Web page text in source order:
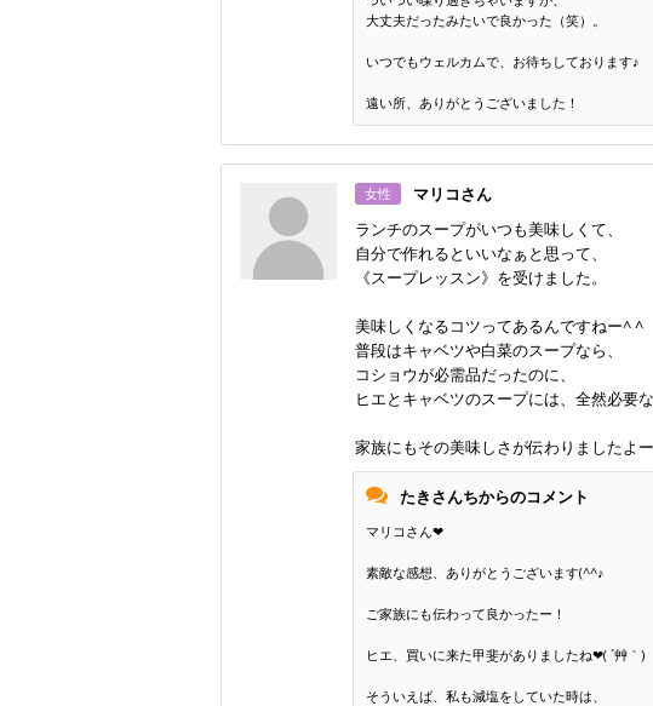
大丈夫だったみたいで良かった（笑）。
いつでもウェルカムで、お待ちしております♪
遠い所、ありがとうございました！
女性 マリコさん
ランチのスープがいつも美味しくて、
自分で作れるといいなぁと思って、
《スープレッスン》を受けました。
美味しくなるコツってあるんですねー^ ^
普段はキャベツや白菜のスープなら、
コショウが必需品だったのに、
ヒエとキャベツのスープには、全然必要な
家族にもその美味しさが伝わりましたよー
たきさんちからのコメント
マリコさん❤
素敵な感想、ありがとうございます(^^♪
ご家族にも伝わって良かったー！
ヒエ、買いに来た甲斐がありましたね❤( ´艸｀)
そういえば、私も減塩をしていた時は、